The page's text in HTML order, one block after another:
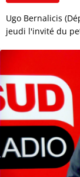
Ugo Bernalicis
jeudi l'invité du